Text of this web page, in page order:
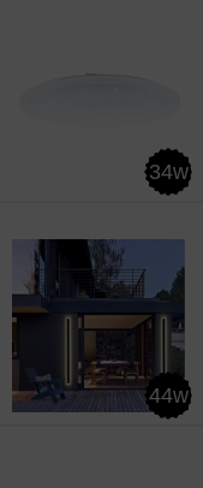
34w
44w